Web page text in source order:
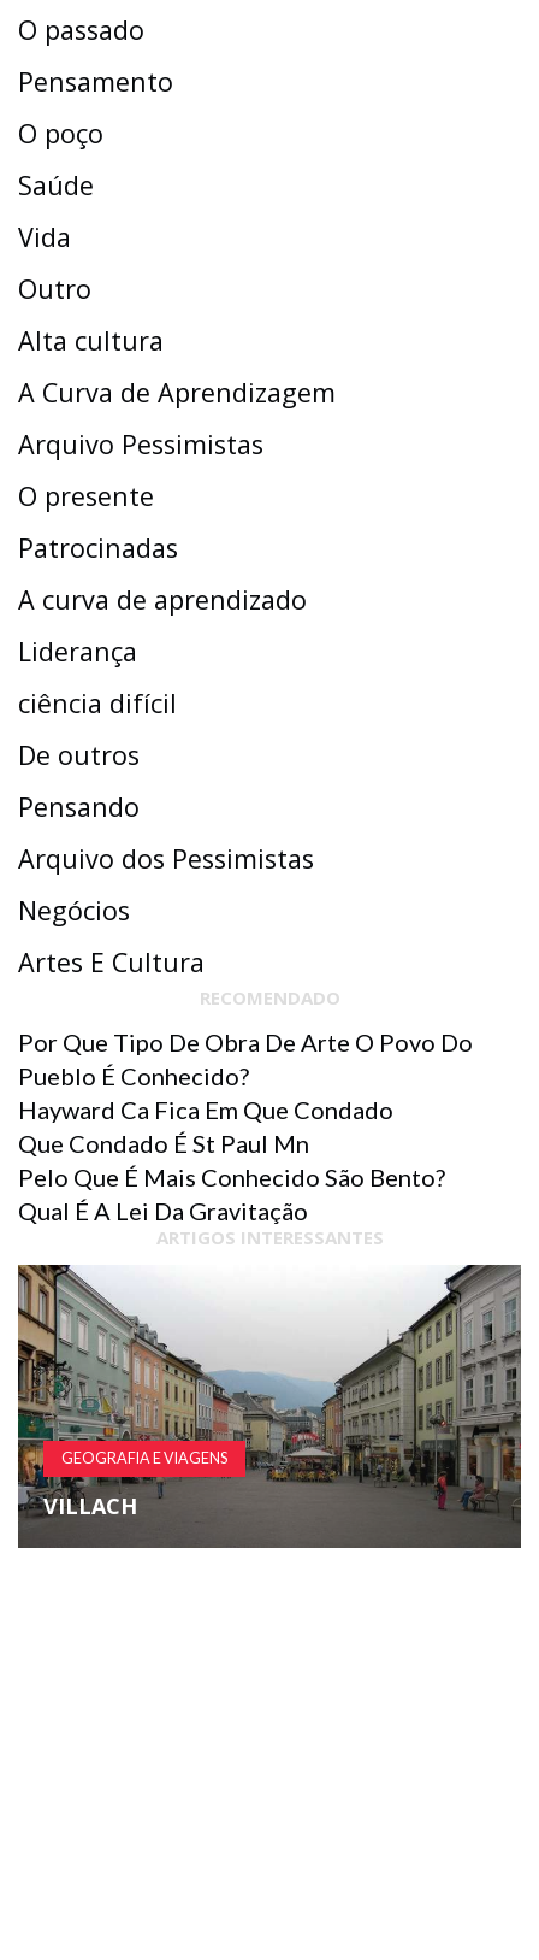
O passado
Pensamento
O poço
Saúde
Vida
Outro
Alta cultura
A Curva de Aprendizagem
Arquivo Pessimistas
O presente
Patrocinadas
A curva de aprendizado
Liderança
ciência difícil
De outros
Pensando
Arquivo dos Pessimistas
Negócios
Artes E Cultura
RECOMENDADO
Por Que Tipo De Obra De Arte O Povo Do
Pueblo É Conhecido?
Hayward Ca Fica Em Que Condado
Que Condado É St Paul Mn
Pelo Que É Mais Conhecido São Bento?
Qual É A Lei Da Gravitação
ARTIGOS INTERESSANTES
GEOGRAFIA E VIAGENS
VILLACH